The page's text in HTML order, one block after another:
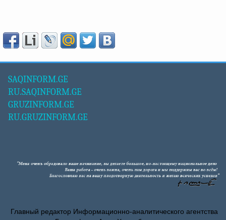
SAQINFORM.GE
RU.SAQINFORM.GE
GRUZINFORM.GE
RU.GRUZINFORM.GE
Главный редактор Информационно-аналитического агентства